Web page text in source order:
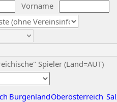
Vorname
Spieler (Land=AUT)
BurgenlandOberösterreich